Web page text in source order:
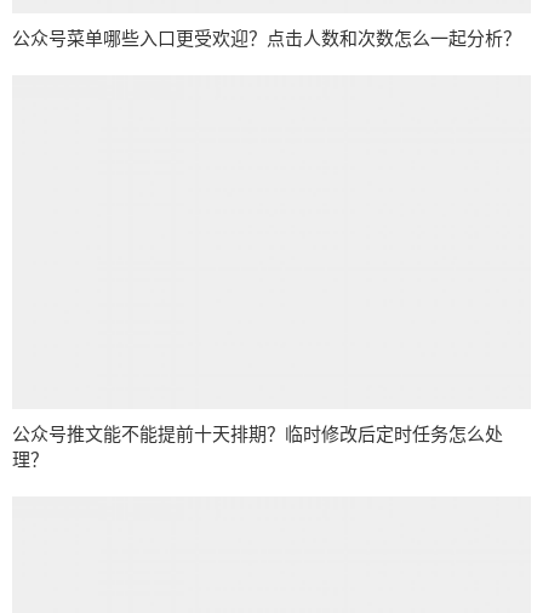
公众号菜单哪些入口更受欢迎？点击人数和次数怎么一起分析？
公众号推文能不能提前十天排期？临时修改后定时任务怎么处
理？